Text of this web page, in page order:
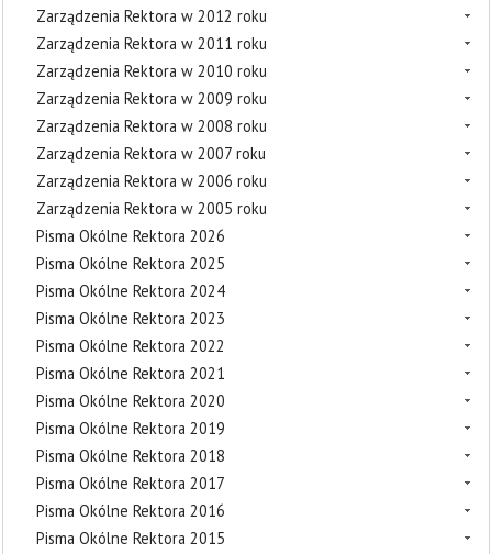
Zarządzenia Rektora w 2012 roku
Zarządzenia Rektora w 2011 roku
Zarządzenia Rektora w 2010 roku
Zarządzenia Rektora w 2009 roku
Zarządzenia Rektora w 2008 roku
Zarządzenia Rektora w 2007 roku
Zarządzenia Rektora w 2006 roku
Zarządzenia Rektora w 2005 roku
Pisma Okólne Rektora 2026
Pisma Okólne Rektora 2025
Pisma Okólne Rektora 2024
Pisma Okólne Rektora 2023
Pisma Okólne Rektora 2022
Pisma Okólne Rektora 2021
Pisma Okólne Rektora 2020
Pisma Okólne Rektora 2019
Pisma Okólne Rektora 2018
Pisma Okólne Rektora 2017
Pisma Okólne Rektora 2016
Pisma Okólne Rektora 2015